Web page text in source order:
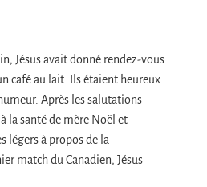
Jésus avait donné rendez-vous
café au lait. Ils étaient heureux
Après les salutations
la santé de mère Noël et
légers à propos de la
match du Canadien, Jésus